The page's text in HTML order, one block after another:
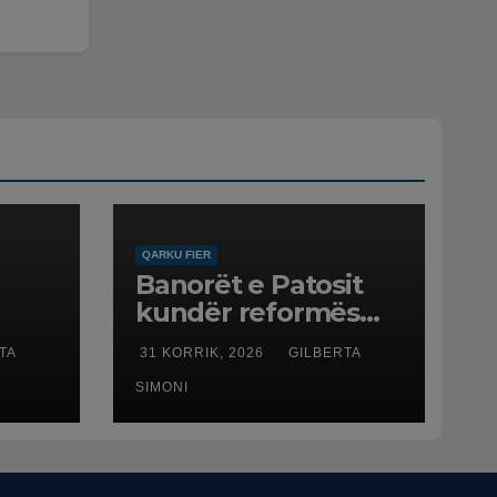
QARKU FIER
Banorët e Patosit
kundër reformës
territoriale: Të mos
humbasim
identitetin e qytetit
31 KORRIK, 2026 GILBERTA
SIMONI